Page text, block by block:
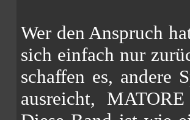
Wer den Anspruch
sich einfach nur
schaffen es, andere
ausreicht,